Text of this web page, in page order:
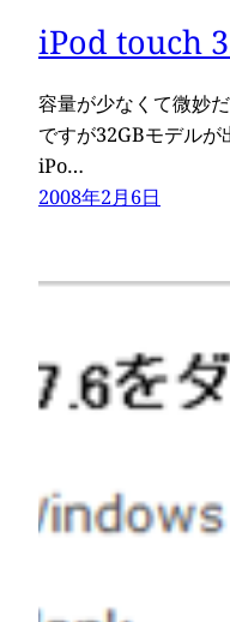
iPod touch
容量が少なくて微妙
ですが32GBモデルが
iPo…
2008年2月6日